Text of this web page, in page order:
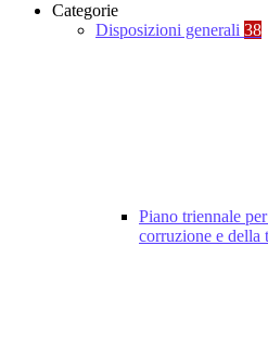
Categorie
Disposizioni generali 38
Piano triennale
corruzione e della